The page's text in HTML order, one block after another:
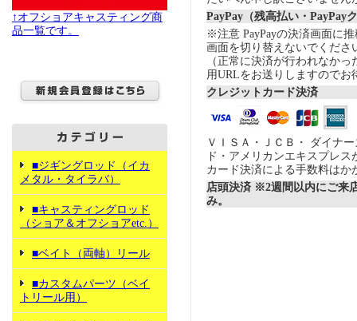
↑オフショアキャスティング商
品一覧です。
■ジギングロッド（イカ
メタル・タイラバ）
■キャスティングロッド
（ショア＆オフショアetc.）
■ベイト（両軸）リール
■カスタムパーツ（ベイ
トリール用）
PayPay（残高払い・PayPay
※注意 PayPayの決済画面に
画面を切り替えないでくださ
（正常に決済が行われなか
用URLをお送りしますのでお
クレジットカード決済
ＶＩＳＡ・ＪＣＢ・ ダイナ
ド・アメリカンエキスプレ
カード決済による手数料はか
店頭決済 ※2週間以内にご来
み。